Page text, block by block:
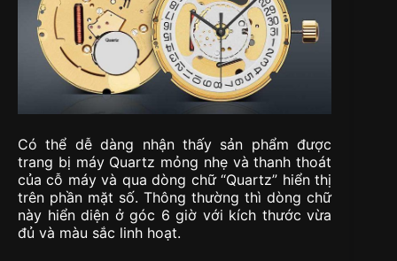
Có thể dễ dàng nhận thấy sản phẩm được
trang bị máy Quartz mỏng nhẹ và thanh thoát
của cỗ máy và qua dòng chữ “Quartz” hiển thị
trên phần mặt số. Thông thường thì dòng chữ
này hiển diện ở góc 6 giờ với kích thước vừa
đủ và màu sắc linh hoạt.